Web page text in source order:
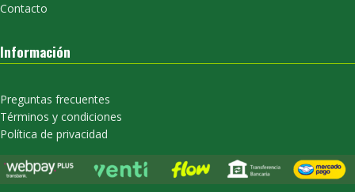
Contacto
Información
Preguntas frecuentes
Términos y condiciones
Política de privacidad